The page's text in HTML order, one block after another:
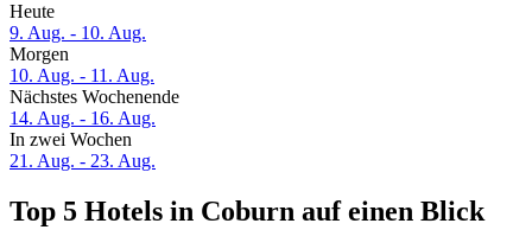
Heute
9. Aug. - 10. Aug.
Morgen
10. Aug. - 11. Aug.
Nächstes Wochenende
14. Aug. - 16. Aug.
In zwei Wochen
21. Aug. - 23. Aug.
Top 5 Hotels in Coburn auf einen Blick